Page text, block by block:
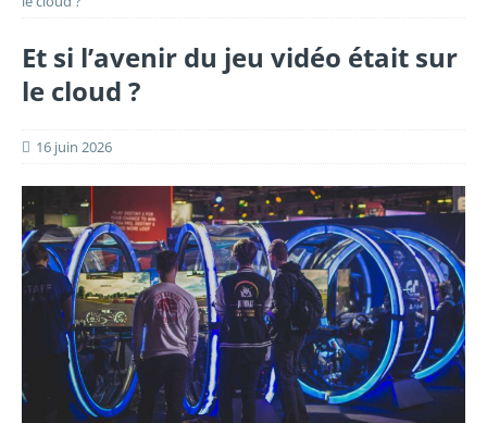
Et si l’avenir du jeu vidéo était sur
le cloud ?
16 juin 2026